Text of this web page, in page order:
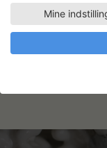
Forst i
Mine